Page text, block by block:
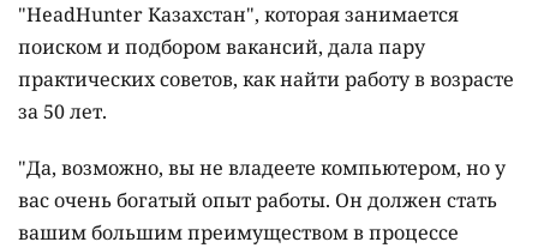
"HeadHunter Казахстан", которая занимается
поиском и подбором вакансий, дала пару
практических советов, как найти работу в возрасте
за 50 лет.
"Да, возможно, вы не владеете компьютером, но у
вас очень богатый опыт работы. Он должен стать
вашим большим преимуществом в процессе